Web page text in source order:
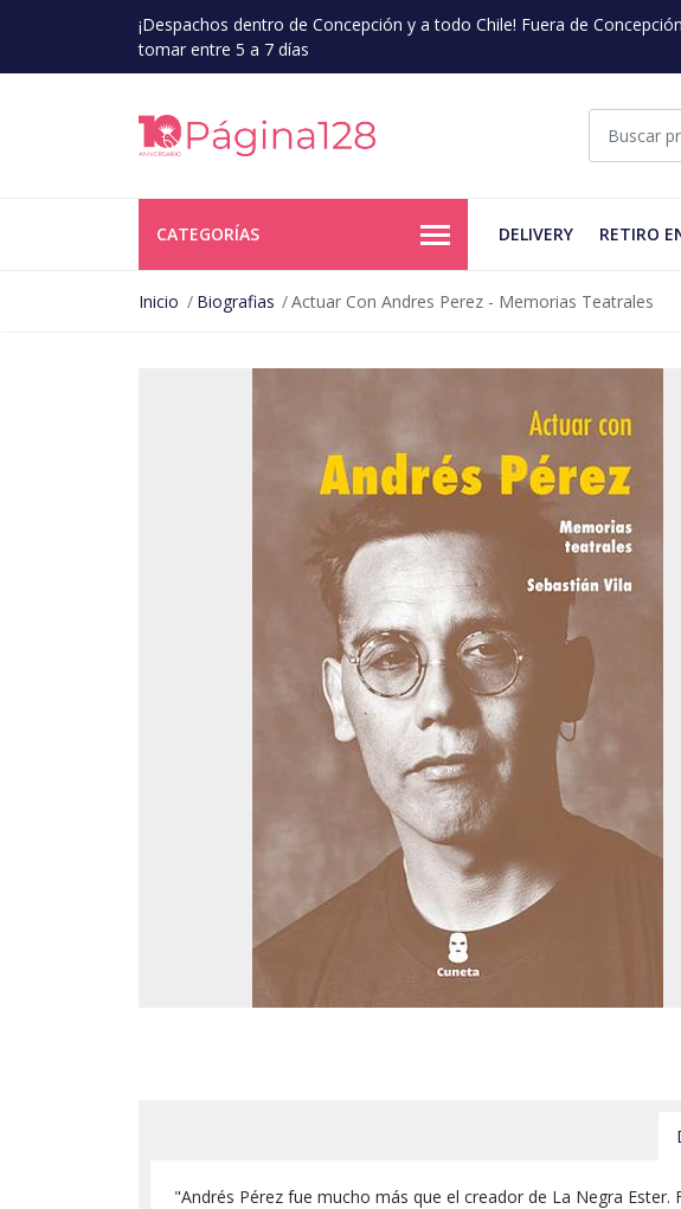
¡Despachos dentro de Concepción y a todo Chile! Fuera de
tomar entre 5 a 7 días
CATEGORÍAS DELIVERY RETIRO
Inicio Biografias Actuar Con Andres Perez - Memorias Teatrales
"Andrés Pérez fue mucho más que el creador de La Negra